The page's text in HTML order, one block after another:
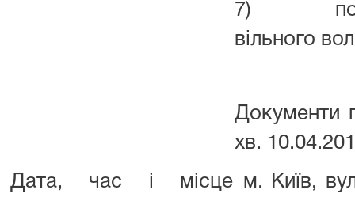
7)
вільного
Документи
хв.
Дата, час і місце м. Київ,